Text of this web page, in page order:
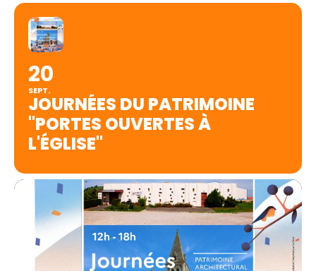
20
SEPT.
JOURNÉES DU PATRIMOINE
"PORTES OUVERTES À
L'ÉGLISE"